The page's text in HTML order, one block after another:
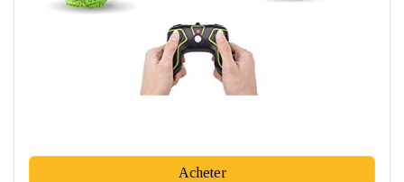
Acheter